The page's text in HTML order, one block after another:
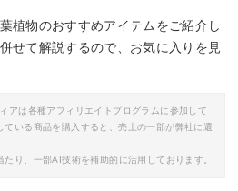
植物のおすすめアイテムをご紹介し
せて解説するので、お気に入りを見
アは各種アフィリエイトプログラムに参加して
ている商品を購入すると、売上の一部が弊社に還
り、一部AI技術を補助的に活用しております。